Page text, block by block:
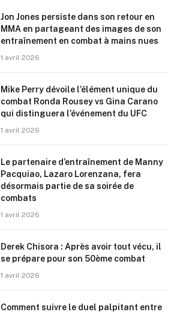
Jon Jones persiste dans son retour en
MMA en partageant des images de son
entraînement en combat à mains nues
1 avril 2026
Mike Perry dévoile l’élément unique du
combat Ronda Rousey vs Gina Carano
qui distinguera l’événement du UFC
1 avril 2026
Le partenaire d’entraînement de Manny
Pacquiao, Lazaro Lorenzana, fera
désormais partie de sa soirée de
combats
1 avril 2026
Derek Chisora : Après avoir tout vécu, il
se prépare pour son 50ème combat
1 avril 2026
Comment suivre le duel palpitant entre